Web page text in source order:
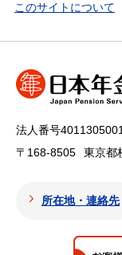
このサイトについて
法人番号
〒168-8505
東京都
所在地・連絡先